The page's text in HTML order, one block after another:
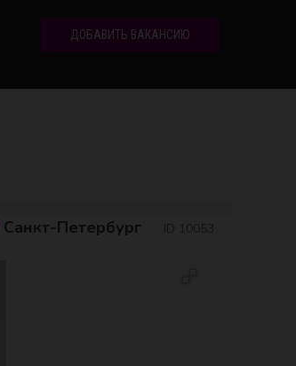
ДОБАВИТЬ ВАКАНСИЮ
Санкт-Петербург